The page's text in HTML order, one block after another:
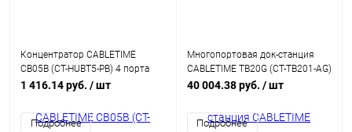
Концентратор CABLETIME
CB05B (CT-HUBT5-PB) 4 порта
USB-A/C, 10 Гбит/с, 0.2 м, USB-
1 416.14 руб. / шт
Подробнее
Многопортовая док-станция
CABLETIME TB20G (CT-TB201-AG)
20-В-1 Thunderbolt 4
Chipset DL6950/ JHL8440
(поддерживает 3 экрана)
40 004.38 руб. / шт
Подробнее